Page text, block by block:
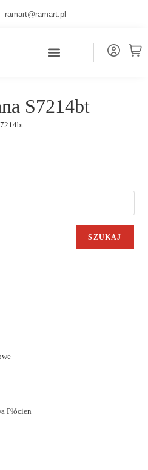
ramart@ramart.pl
S7214bt
SZUKAJ
Płócien